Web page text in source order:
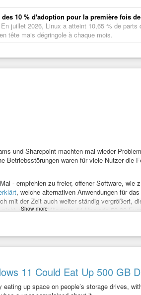
10 % d'adoption pour la première fois
juillet 2026, Linux a atteint 10,65 % de parts
tête mais dégringole à chaque mois.
und Sharepoint machten mal wieder
Betriebsstörungen waren für viele Nutzer die
- empfehlen zu freier, offener Software, wie
, welche alternativen Anwendungen für
mit der Zeit auch weiter ständig vergrößert,
ein für ein Windows-11-Upgrade 59,99
#Lizenzkosten #Wechsel #Ergonomie
#Datensicherheit
Show more
11 Could Eat Up 500 GB
up space on people’s storage drives,